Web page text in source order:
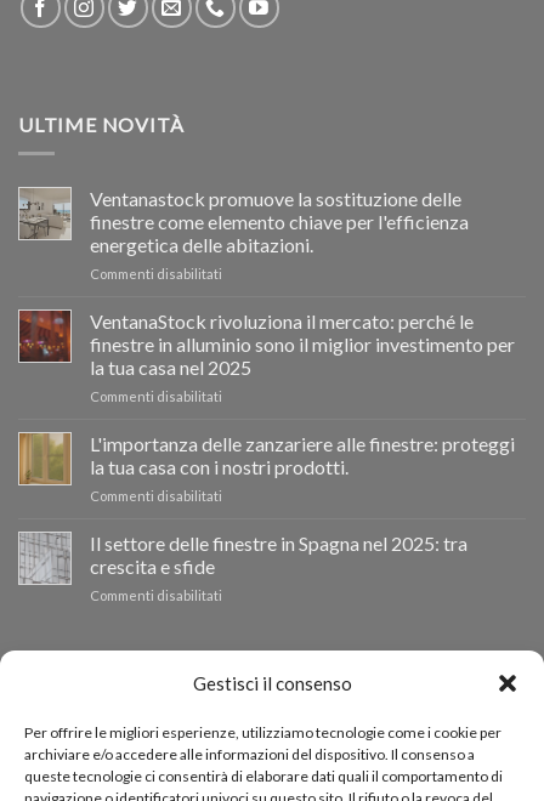
Gestisci il consenso
Per offrire le migliori esperienze, utilizziamo tecnologie come i cookie per
archiviare e/o accedere alle informazioni del dispositivo. Il consenso a
queste tecnologie ci consentirà di elaborare dati quali il comportamento di
ULTIME NOVITÀ
Ventanastock promuove la sostituzione delle
finestre come elemento chiave per l'efficienza
energetica delle abitazioni.
Commenti disabilitati
impulsa
cambio
de
clave
la
en
VentanaStock rivoluziona il mercato: perché le
finestre in alluminio sono il miglior investimento per
la tua casa nel 2025
Commenti disabilitati
VentanaStock
el
qué
mejor
L'importanza delle zanzariere alle finestre: proteggi
la tua casa con i nostri prodotti.
Commenti disabilitati
importancia
protege
con
nuestros
productos.
Il settore delle finestre in Spagna nel 2025: tra
crescita e sfide
Commenti disabilitati
las
España
en
2025:
Se hai bisogno di finestre di altre dimensioni, puoi richiedere
un preventivo personalizzato tramite il nostro modulo di
richiesta preventivo.